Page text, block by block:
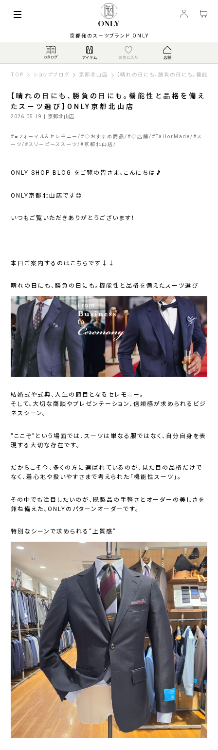
京都発のスーツブランド ONLY
TOP ショップブログ 京都北山店 【晴れの日にも、勝負の日にも。機能
【晴れの日にも、勝負の日にも。機能性と品格を備え
たスーツ選び】ONLY京都北山店
2026.05.19 | 京都北山店
# ■フォーマル＆セレモニー #◇おすすめ商品 #◇店舗 #TailorMade # ス
ーツ # スリーピーススーツ # 京都北山店
ONLY SHOP BLOG をご覧の皆さま、こんにちは🎵
ONLY京都北山店です😊
いつもご覧いただきありがとうございます！
本日ご案内するのはこちらです↓↓
晴れの日にも、勝負の日にも。機能性と品格を備えたスーツ選び
結婚式や式典、人生の節目となるセレモニー。
そして、大切な商談やプレゼンテーション、信頼感が求められるビジ
ネスシーン。
“ここぞ”という場面では、スーツは単なる服ではなく、自分自身を表
現する大切な存在です。
だからこそ今、多くの方に選ばれているのが、見た目の品格だけで
なく、着心地や扱いやすさまで考えられた「機能性スーツ」。
その中でも注目したいのが、既製品の手軽さとオーダーの美しさを
兼ね備えた、ONLYのパターンオーダーです。
特別なシーンで求められる“上質感”